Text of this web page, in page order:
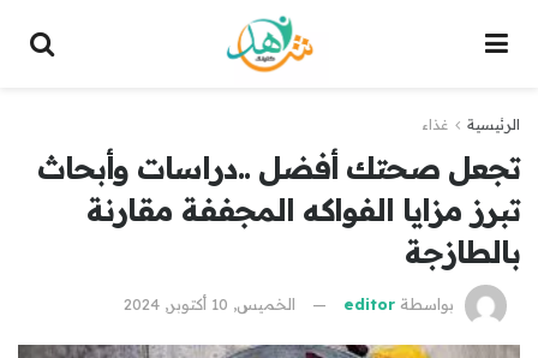
الرئيسية غذاء
تجعل صحتك أفضل ..دراسات وأبحاث
تبرز مزايا الفواكه المجففة مقارنة
بالطازجة
بواسطة editor الخميس, 10 أكتوبر, 2024